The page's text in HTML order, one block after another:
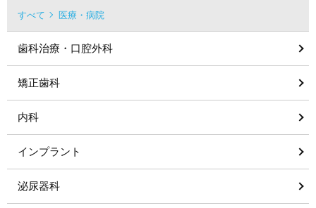
すべて 医療・病院
歯科治療・口腔外科
矯正歯科
内科
インプラント
泌尿器科